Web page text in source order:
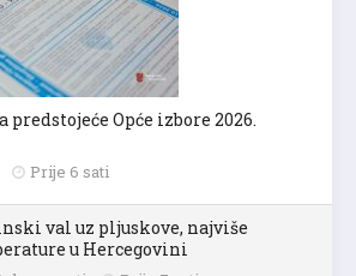
predstojeće Opće izbore 2026.
Prije 6 sati
val uz pljuskove, najviše
u Hercegovini